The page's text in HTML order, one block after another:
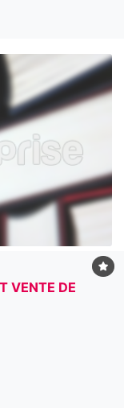
VENTE DE